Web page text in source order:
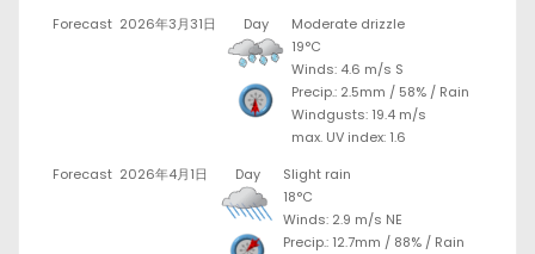
Forecast 2026年3月31日 Day
Moderate drizzle
19°C
Winds: 4.6 m/s S
Precip.: 2.5mm / 58% / Rain
Windgusts: 19.4 m/s
max. UV index: 1.6
Forecast 2026年4月1日 Day
Slight rain
18°C
Winds: 2.9 m/s NE
Precip.: 12.7mm / 88% / Rain